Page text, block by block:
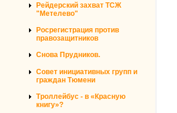
Рейдерский захват ТСЖ
"Метелево"
Росрегистрация против
правозащитников
Снова Прудников.
Совет инициативных групп и
граждан Тюмени
Троллейбус - в «Красную
книгу»?